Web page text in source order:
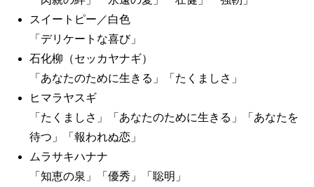
スイートピー／白色
「デリケートな喜び」
石化柳（セッカヤナギ）
「あなたのために生きる」「たくましさ」
ヒマラヤスギ
「たくましさ」「あなたのために生きる」「あなたを
待つ」「報われぬ恋」
ムラサキハナナ
「知恵の泉」「優秀」「聡明」